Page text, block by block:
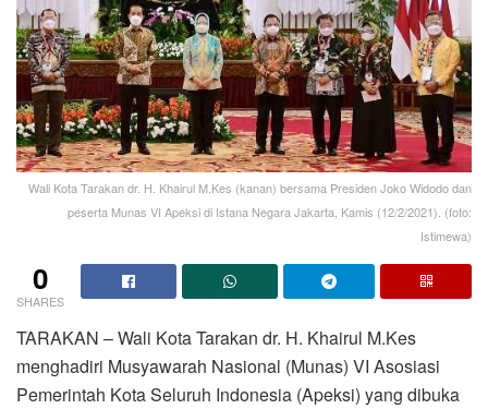
Wali Kota Tarakan dr. H. Khairul M.Kes (kanan) bersama Presiden Joko Widodo dan
peserta Munas VI Apeksi di Istana Negara Jakarta, Kamis (12/2/2021). (foto:
Istimewa)
0
SHARES
TARAKAN – Wali Kota Tarakan dr. H. Khairul M.Kes
menghadiri Musyawarah Nasional (Munas) VI Asosiasi
Pemerintah Kota Seluruh Indonesia (Apeksi) yang dibuka